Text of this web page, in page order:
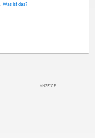
Was ist das?